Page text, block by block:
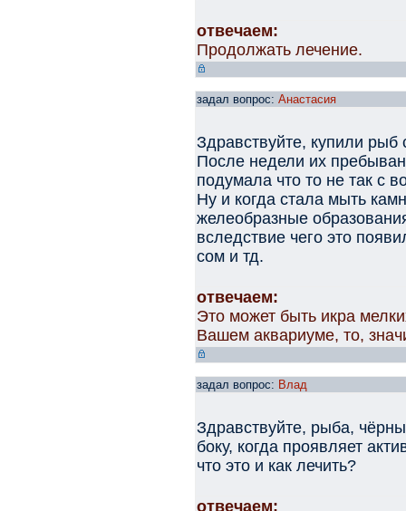
отвечаем:
Продолжать лечение.
задал вопрос: Анастасия
Здравствуйте, купили
После недели их
подумала что то не так с
Ну и когда стала мыть
желеобразные
вследствие чего это
сом и тд.
отвечаем:
Это может быть икра
Вашем аквариуме, то,
задал вопрос: Влад
Здравствуйте, рыба,
боку, когда проявляет
что это и как лечить?
отвечаем: